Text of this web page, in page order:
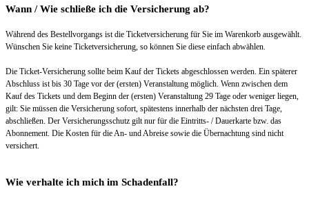
Wann / Wie schließe ich die Versicherung ab?
Während des Bestellvorgangs ist die Ticketversicherung für Sie im Warenkorb ausgewählt.
Wünschen Sie keine Ticketversicherung, so können Sie diese einfach abwählen.
Die Ticket-Versicherung sollte beim Kauf der Tickets abgeschlossen werden. Ein späterer
Abschluss ist bis 30 Tage vor der (ersten) Veranstaltung möglich. Wenn zwischen dem
Kauf des Tickets und dem Beginn der (ersten) Veranstaltung 29 Tage oder weniger liegen,
gilt: Sie müssen die Versicherung sofort, spätestens innerhalb der nächsten drei Tage,
abschließen. Der Versicherungsschutz gilt nur für die Eintritts- / Dauerkarte bzw. das
Abonnement. Die Kosten für die An- und Abreise sowie die Übernachtung sind nicht
versichert.
Wie verhalte ich mich im Schadenfall?